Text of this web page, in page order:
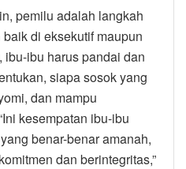
pemilu adalah langkah
di eksekutif maupun
ibu harus pandai dan
siapa sosok yang
dan mampu
kesempatan ibu-ibu
benar-benar amanah,
dan berintegritas,”